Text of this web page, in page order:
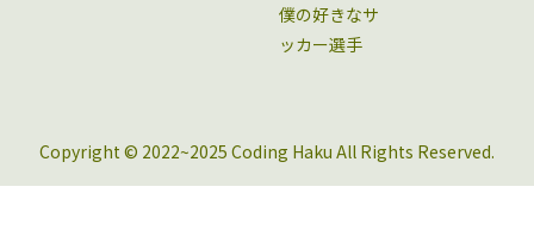
僕の好きなサ
ッカー選手
Copyright © 2022~2025 Coding Haku All Rights Reserved.